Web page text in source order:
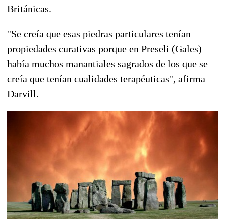
Británicas.
''Se creía que esas piedras particulares tenían
propiedades curativas porque en Preseli (Gales)
había muchos manantiales sagrados de los que se
creía que tenían cualidades terapéuticas'', afirma
Darvill.